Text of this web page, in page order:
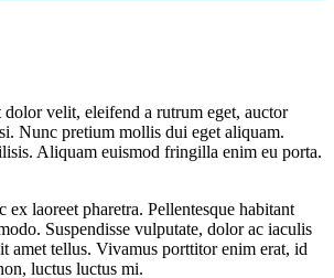
velit, eleifend a rutrum eget, auctor
Nunc pretium mollis dui eget aliquam.
Aliquam euismod fringilla enim eu porta.
laoreet pharetra. Pellentesque habitant
Suspendisse vulputate, dolor ac iaculis
amet tellus. Vivamus porttitor enim erat, id
luctus luctus mi.